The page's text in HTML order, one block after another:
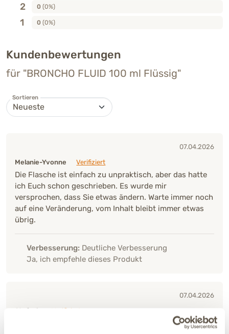
2 0 (0%)
1 0 (0%)
Kundenbewertungen
für "BRONCHO FLUID 100 ml Flüssig"
Sortieren
07.04.2026
Melanie-Yvonne
Verifiziert
Die Flasche ist einfach zu unpraktisch, aber das hatte
ich Euch schon geschrieben. Es wurde mir
versprochen, dass Sie etwas ändern. Warte immer noch
auf eine Veränderung, vom Inhalt bleibt immer etwas
übrig.
Verbesserung: Deutliche Verbesserung
Ja, ich empfehle dieses Produkt
07.04.2026
Stefanie
Verifiziert
Bei Husten oder und Schleim im Hals gebe ich das.